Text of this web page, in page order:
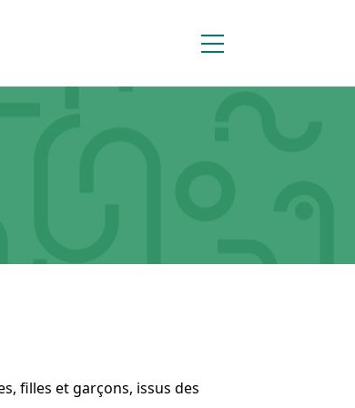
filles et garçons, issus des